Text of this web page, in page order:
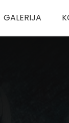
GALERIJA